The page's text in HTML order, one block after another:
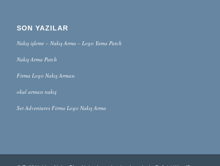
SON YAZILAR
Nakış işleme – Nakış Arma – Logo Yama Patch
Nakış Arma Patch
Firma Logo Nakış Arması
okul arması nakış
Set Adventures Firma Logo Nakış Arma